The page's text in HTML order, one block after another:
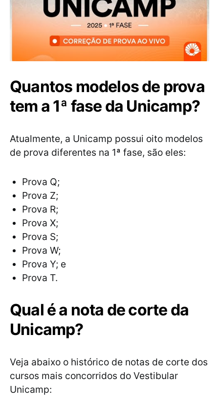
Quantos modelos de prova
tem a 1ª fase da Unicamp?
Atualmente, a Unicamp possui oito modelos
de prova diferentes na 1ª fase, são eles:
Prova Q;
Prova Z;
Prova R;
Prova X;
Prova S;
Prova W;
Prova Y; e
Prova T.
Qual é a nota de corte da
Unicamp?
Veja abaixo o histórico de notas de corte dos
cursos mais concorridos do Vestibular
Unicamp: